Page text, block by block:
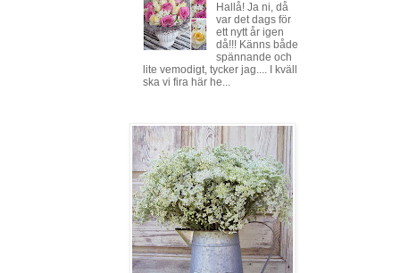
Hallå! Ja ni, då
var det dags för
ett nytt år igen
då!!! Känns både
spännande och
lite vemodigt, tycker jag.... I kväll
ska vi fira här he...